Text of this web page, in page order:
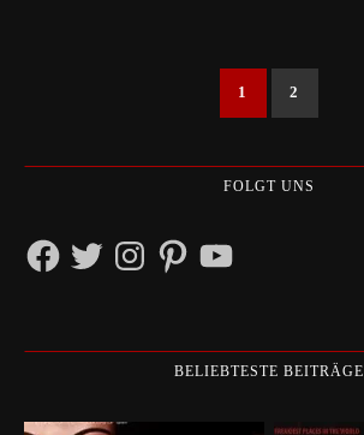
1 2
FOLGT UNS
FacebookTwitterInstagramPinterestYouTube
BELIEBTESTE BEITRÄGE